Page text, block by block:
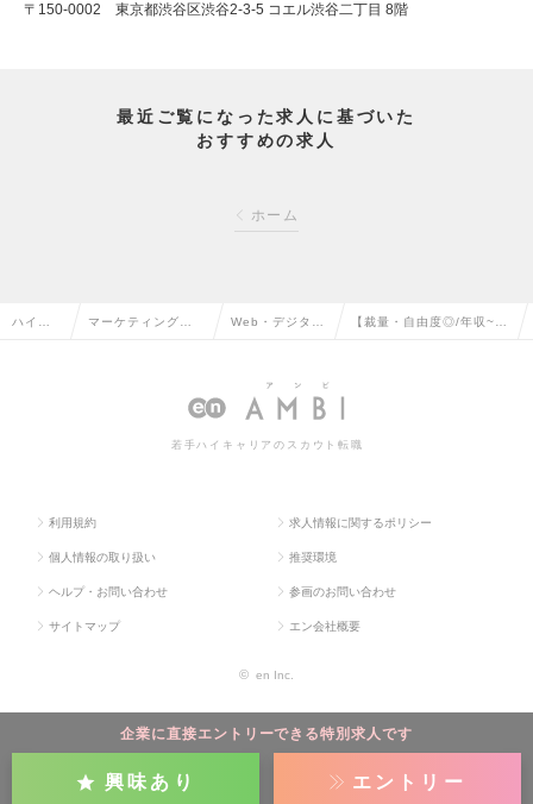
〒150-0002 東京都渋谷区渋谷2-3-5 コエル渋谷二丁目 8階
最近ご覧になった求人に基づいた
おすすめの求人
ホーム
企業に直接エントリーできる特別求人です
興味あり エントリー
ハイク マーケティング・ Web・デジタル
の転職
【裁量・自由度◎/年収~6
若手ハイキャリアのスカウト転職
利用規約 求人情報に関するポリシー
個人情報の取り扱い 推奨環境
ヘルプ・お問い合わせ 参画のお問い合わせ
サイトマップ エン会社概要
© en Inc.